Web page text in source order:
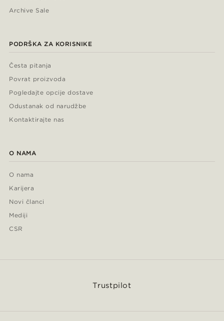
Archive Sale
PODRŠKA ZA KORISNIKE
Česta pitanja
Povrat proizvoda
Pogledajte opcije dostave
Odustanak od narudžbe
Kontaktirajte nas
O NAMA
O nama
Karijera
Novi članci
Mediji
CSR
Trustpilot